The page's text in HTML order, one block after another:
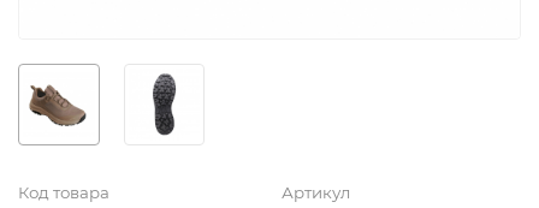
Код товара Артикул